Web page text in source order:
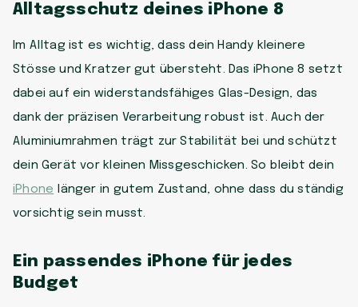
Alltagsschutz deines iPhone 8
Im Alltag ist es wichtig, dass dein Handy kleinere
Stösse und Kratzer gut übersteht. Das iPhone 8 setzt
dabei auf ein widerstandsfähiges Glas-Design, das
dank der präzisen Verarbeitung robust ist. Auch der
Aluminiumrahmen trägt zur Stabilität bei und schützt
dein Gerät vor kleinen Missgeschicken. So bleibt dein
iPhone länger in gutem Zustand, ohne dass du ständig
vorsichtig sein musst.
Ein passendes iPhone für jedes
Budget